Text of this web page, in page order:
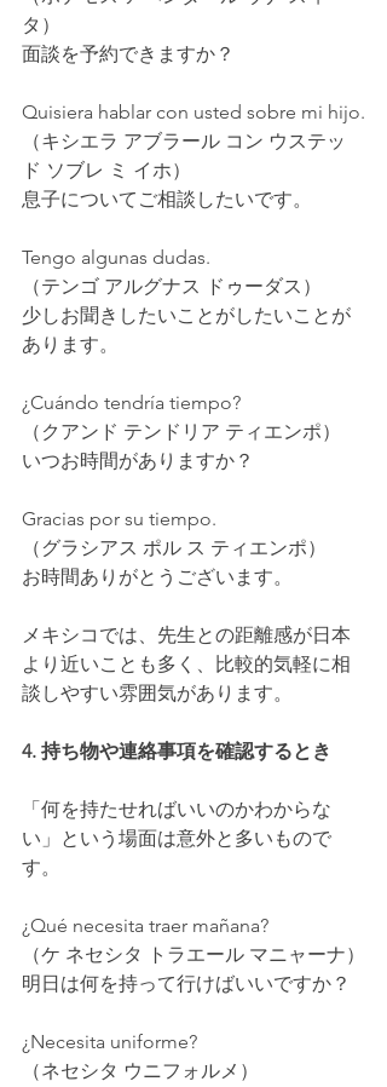
タ）
面談を予約できますか？
Quisiera hablar con usted sobre mi hijo.
（キシエラ アブラール コン ウステッ
ド ソブレ ミ イホ）
息子についてご相談したいです。
Tengo algunas dudas.
（テンゴ アルグナス ドゥーダス）
少しお聞きしたいことがしたいことが
あります。
¿Cuándo tendría tiempo?
（クアンド テンドリア ティエンポ）
いつお時間がありますか？
Gracias por su tiempo.
（グラシアス ポル ス ティエンポ）
お時間ありがとうございます。
メキシコでは、先生との距離感が日本
より近いことも多く、比較的気軽に相
談しやすい雰囲気があります。
4. 持ち物や連絡事項を確認するとき
「何を持たせればいいのかわからな
い」という場面は意外と多いもので
す。
¿Qué necesita traer mañana?
（ケ ネセシタ トラエール マニャーナ）
明日は何を持って行けばいいですか？
¿Necesita uniforme?
（ネセシタ ウニフォルメ）